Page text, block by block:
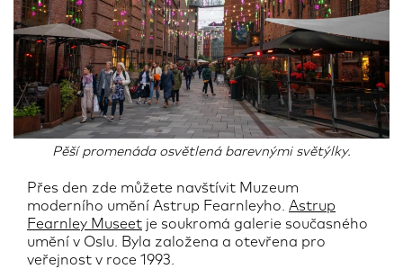
Pěší promenáda osvětlená barevnými světýlky.
Přes den zde můžete navštívit Muzeum
moderního umění Astrup Fearnleyho. Astrup
Fearnley Museet je soukromá galerie současného
umění v Oslu. Byla založena a otevřena pro
veřejnost v roce 1993.